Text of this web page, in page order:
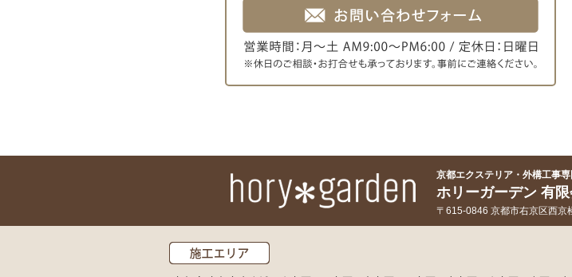
京都エクステリア・外構工事
ホリーガーデン 有
〒615-0846 京都市右京区西京